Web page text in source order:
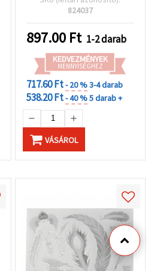
42×72×13 mm, rugalmas
gyantához, gipszhez és
polimer gyurmához
824037
897.00 Ft 1-2 darab
KEDVEZMÉNYEK
MENNYISÉGHEZ
717.60 Ft- 20 %3-4 darab
538.20 Ft- 40 %5 darab +
VÁSÁROL